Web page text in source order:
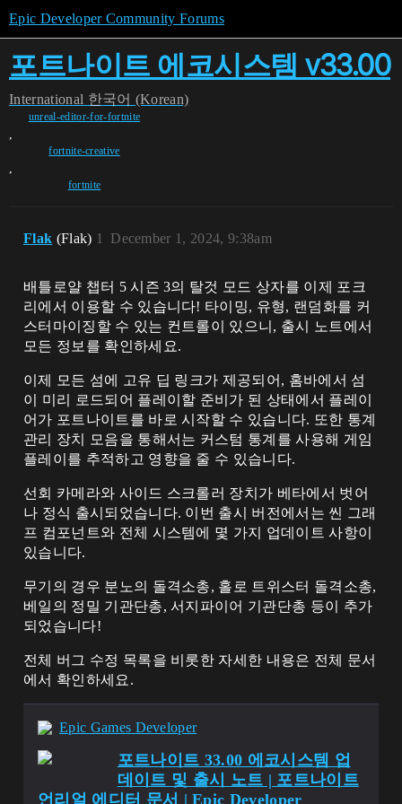
Epic Developer Community Forums
포트나이트 에코시스템 v33.00
International 한국어 (Korean)
unreal-editor-for-fortnite
,
fortnite-creative
,
fortnite
Flak (Flak) December 1, 2024, 9:38am
1
배틀로얄 챕터 5 시즌 3의 탈것 모드 상자를 이제 포크
리에서 이용할 수 있습니다! 타이밍, 유형, 랜덤화를 커
스터마이징할 수 있는 컨트롤이 있으니, 출시 노트에서
모든 정보를 확인하세요.
이제 모든 섬에 고유 딥 링크가 제공되어, 홈바에서 섬
이 미리 로드되어 플레이할 준비가 된 상태에서 플레이
어가 포트나이트를 바로 시작할 수 있습니다. 또한 통계
관리 장치 모음을 통해서는 커스텀 통계를 사용해 게임
플레이를 추적하고 영향을 줄 수 있습니다.
선회 카메라와 사이드 스크롤러 장치가 베타에서 벗어
나 정식 출시되었습니다. 이번 출시 버전에서는 씬 그래
프 컴포넌트와 전체 시스템에 몇 가지 업데이트 사항이
있습니다.
무기의 경우 분노의 돌격소총, 홀로 트위스터 돌격소총,
베일의 정밀 기관단총, 서지파이어 기관단총 등이 추가
되었습니다!
전체 버그 수정 목록을 비롯한 자세한 내용은 전체 문서
에서 확인하세요.
Epic Games Developer
포트나이트 33.00 에코시스템 업
데이트 및 출시 노트 | 포트나이트
언리얼 에디터 문서 | Epic Developer